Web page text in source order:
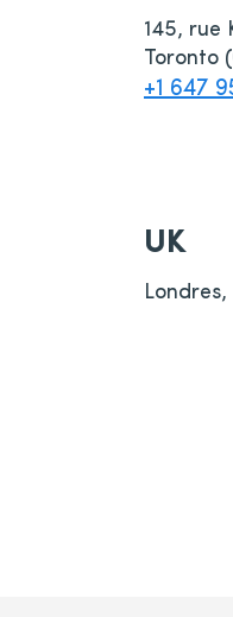
145, rue
Toronto
+1 647
UK